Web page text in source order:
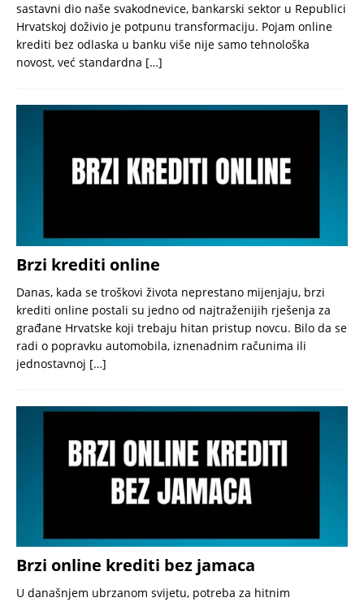
sastavni dio naše svakodnevice, bankarski sektor u Republici
Hrvatskoj doživio je potpunu transformaciju. Pojam online
krediti bez odlaska u banku više nije samo tehnološka
novost, već standardna […]
Brzi krediti online
Danas, kada se troškovi života neprestano mijenjaju, brzi
krediti online postali su jedno od najtraženijih rješenja za
građane Hrvatske koji trebaju hitan pristup novcu. Bilo da se
radi o popravku automobila, iznenadnim računima ili
jednostavnoj […]
Brzi online krediti bez jamaca
U današnjem ubrzanom svijetu, potreba za hitnim